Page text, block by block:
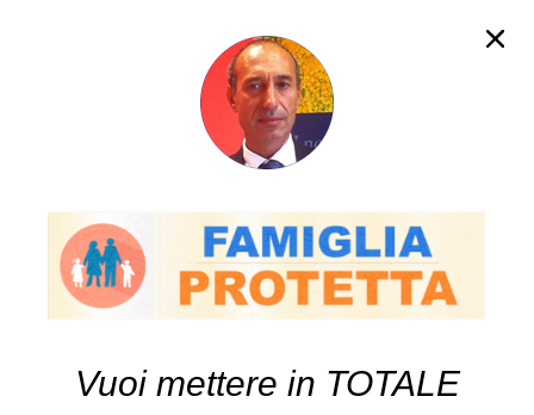
SE SEI USCITO PER SBAGLIO
DALLA REGISTRAZIONE
RICARICA QUESTA PAGINA
Vuoi mettere in TOTALE